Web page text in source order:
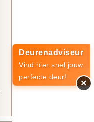
Deurenadviseur
Vind hier snel jouw
perfecte deur!
×